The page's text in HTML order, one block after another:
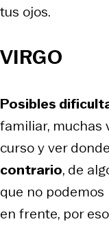
tus ojos.
VIRGO
Posibles
familiar, muchas
curso y ver
contrario, de
que no
en frente, por